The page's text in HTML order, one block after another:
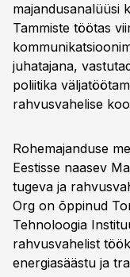
majandusanalüüsi
Tammiste töötas
juhatajana,
poliitika
rahvusvahelise
Rohemajanduse
Eestisse naasev
tugeva ja
Org on õppinud
Tehnoloogia
rahvusvahelist
energiasäästu ja